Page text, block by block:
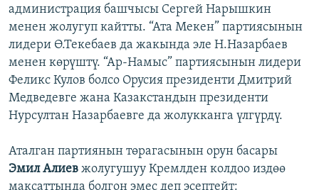
администрация башчысы Сергей Нарышкин
менен жолугуп кайтты. “Ата Мекен” партиясынын
лидери Ө.Текебаев да жакында эле Н.Назарбаев
менен көрүштү. “Ар-Намыс” партиясынын лидери
Феликс Кулов болсо Орусия президенти Дмитрий
Медведевге жана Казакстандын президенти
Нурсултан Назарбаевге да жолукканга үлгүрдү.
Аталган партиянын төрагасынын орун басары
Эмил Алиев жолугушуу Кремлден колдоо издөө
максаттында болгон эмес деп эсептейт: